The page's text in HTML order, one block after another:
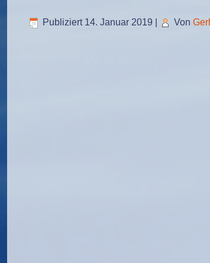
Publiziert 14. Januar 2019 Von